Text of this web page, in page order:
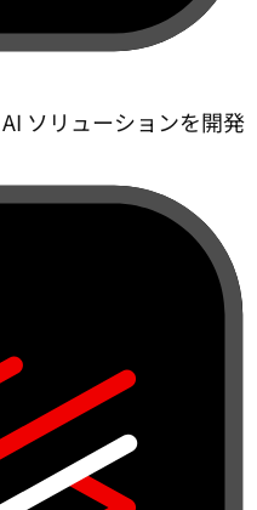
ソリューションを開発